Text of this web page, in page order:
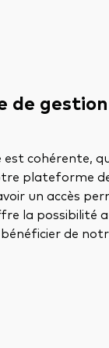
de gestion
cohérente,
plateforme
un accès
la possibilité
de